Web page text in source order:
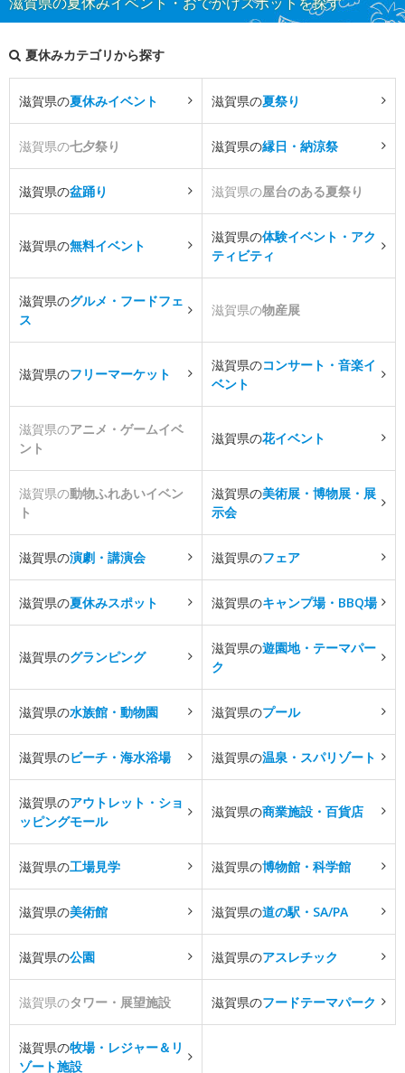
夏休みカテゴリから探す
滋賀県の夏休みイベント 滋賀県の夏祭り
滋賀県の七夕祭り 滋賀県の縁日・納涼祭
滋賀県の盆踊り 滋賀県の屋台のある夏祭り
滋賀県の無料イベント
滋賀県の体験イベント・アク
ティビティ
滋賀県のグルメ・フードフェ
ス
滋賀県の物産展
滋賀県のフリーマーケット
滋賀県のコンサート・音楽イ
ベント
滋賀県のアニメ・ゲームイベ
ント
滋賀県の花イベント
滋賀県の動物ふれあいイベン
ト
滋賀県の美術展・博物展・展
示会
滋賀県の演劇・講演会 滋賀県のフェア
滋賀県の夏休みスポット 滋賀県のキャンプ場・BBQ場
滋賀県のグランピング
滋賀県の遊園地・テーマパー
ク
滋賀県の水族館・動物園 滋賀県のプール
滋賀県のビーチ・海水浴場 滋賀県の温泉・スパリゾート
滋賀県のアウトレット・ショ
ッピングモール
滋賀県の商業施設・百貨店
滋賀県の工場見学 滋賀県の博物館・科学館
滋賀県の美術館 滋賀県の道の駅・SA/PA
滋賀県の公園 滋賀県のアスレチック
滋賀県のタワー・展望施設 滋賀県のフードテーマパーク
滋賀県の牧場・レジャー＆リ
ゾート施設